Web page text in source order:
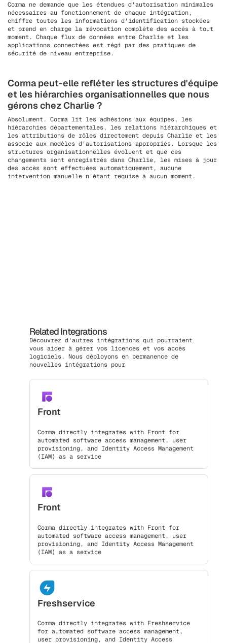
Corma ne demande que les étendues d'autorisation minimales
nécessaires au fonctionnement de chaque intégration,
chiffre toutes les informations d'identification stockées
et prend en charge la révocation complète des accès à tout
moment. Chaque flux de données entre Charlie et les
applications connectées est régi par des pratiques de
sécurité de niveau entreprise.
Corma peut-elle refléter les structures d'équipe
et les hiérarchies organisationnelles que nous
gérons chez Charlie ?
Absolument. Corma lit les adhésions aux équipes, les
hiérarchies départementales, les relations hiérarchiques et
les attributions de rôles directement depuis Charlie et les
associe aux modèles d'autorisations appropriés. Lorsque les
structures organisationnelles évoluent et que ces
changements sont enregistrés dans Charlie, les mises à jour
des accès sont effectuées automatiquement, aucune
intervention manuelle n'étant requise à aucun moment.
Related Integrations
Découvrez d'autres intégrations qui pourraient
vous aider à gérer vos licences et vos accès
logiciels. Nous déployons en permanence de
nouvelles intégrations pour
Front
Corma directly integrates with Front for
automated software access management, user
provisioning, and Identity Access Management
(IAM) as a service
Front
Corma directly integrates with Front for
automated software access management, user
provisioning, and Identity Access Management
(IAM) as a service
Freshservice
Corma directly integrates with Freshservice
for automated software access management,
user provisioning, and Identity Access